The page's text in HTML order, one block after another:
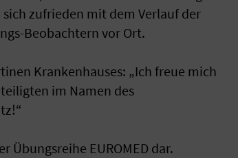
zufrieden mit dem Verlauf der
Beobachtern vor Ort.
Krankenhauses: „Ich freue mich
im Namen des
Übungsreihe EUROMED dar.